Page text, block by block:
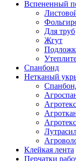
Вспененный
Для труб
Жгут
Спанбонд
Нетканый
Агротекс
Клейкая лента
Перчатки